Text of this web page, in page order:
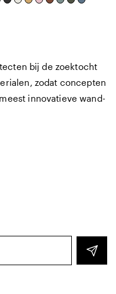
bij de zoektocht
zodat concepten
innovatieve wand-